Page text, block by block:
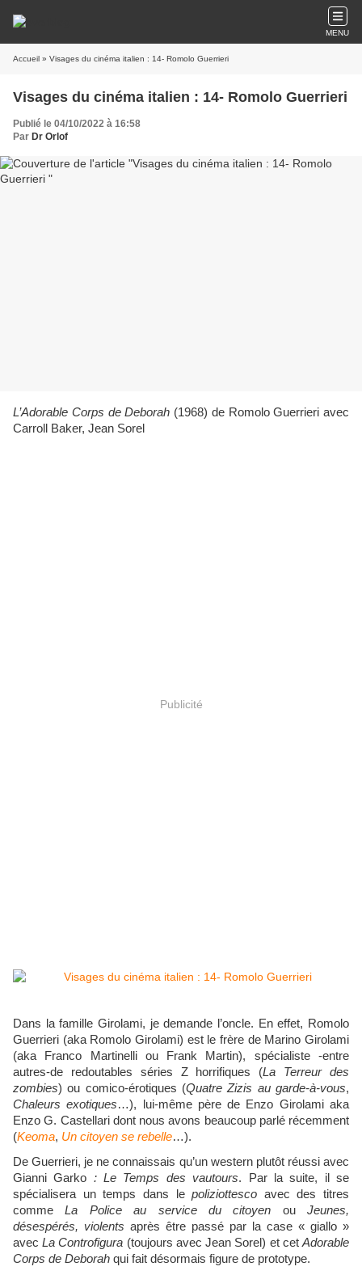
MENU
Accueil » Visages du cinéma italien : 14- Romolo Guerrieri
Visages du cinéma italien : 14- Romolo Guerrieri
Publié le 04/10/2022 à 16:58
Par Dr Orlof
L’Adorable Corps de Deborah (1968) de Romolo Guerrieri avec
Carroll Baker, Jean Sorel
Publicité
Dans la famille Girolami, je demande l’oncle. En effet, Romolo
Guerrieri (aka Romolo Girolami) est le frère de Marino Girolami
(aka Franco Martinelli ou Frank Martin), spécialiste -entre
autres-de redoutables séries Z horrifiques (La Terreur des
zombies) ou comico-érotiques (Quatre Zizis au garde-à-vous,
Chaleurs exotiques…), lui-même père de Enzo Girolami aka
Enzo G. Castellari dont nous avons beaucoup parlé récemment
(Keoma, Un citoyen se rebelle…).
De Guerrieri, je ne connaissais qu’un western plutôt réussi avec
Gianni Garko : Le Temps des vautours. Par la suite, il se
spécialisera un temps dans lepoliziottesco avec des titres
commeLa Police au service du citoyen ou Jeunes,
désespérés, violents après être passé par la case « giallo »
avecLa Controfigura (toujours avec Jean Sorel) et cetAdorable
Corps de Deborah qui fait désormais figure de prototype.